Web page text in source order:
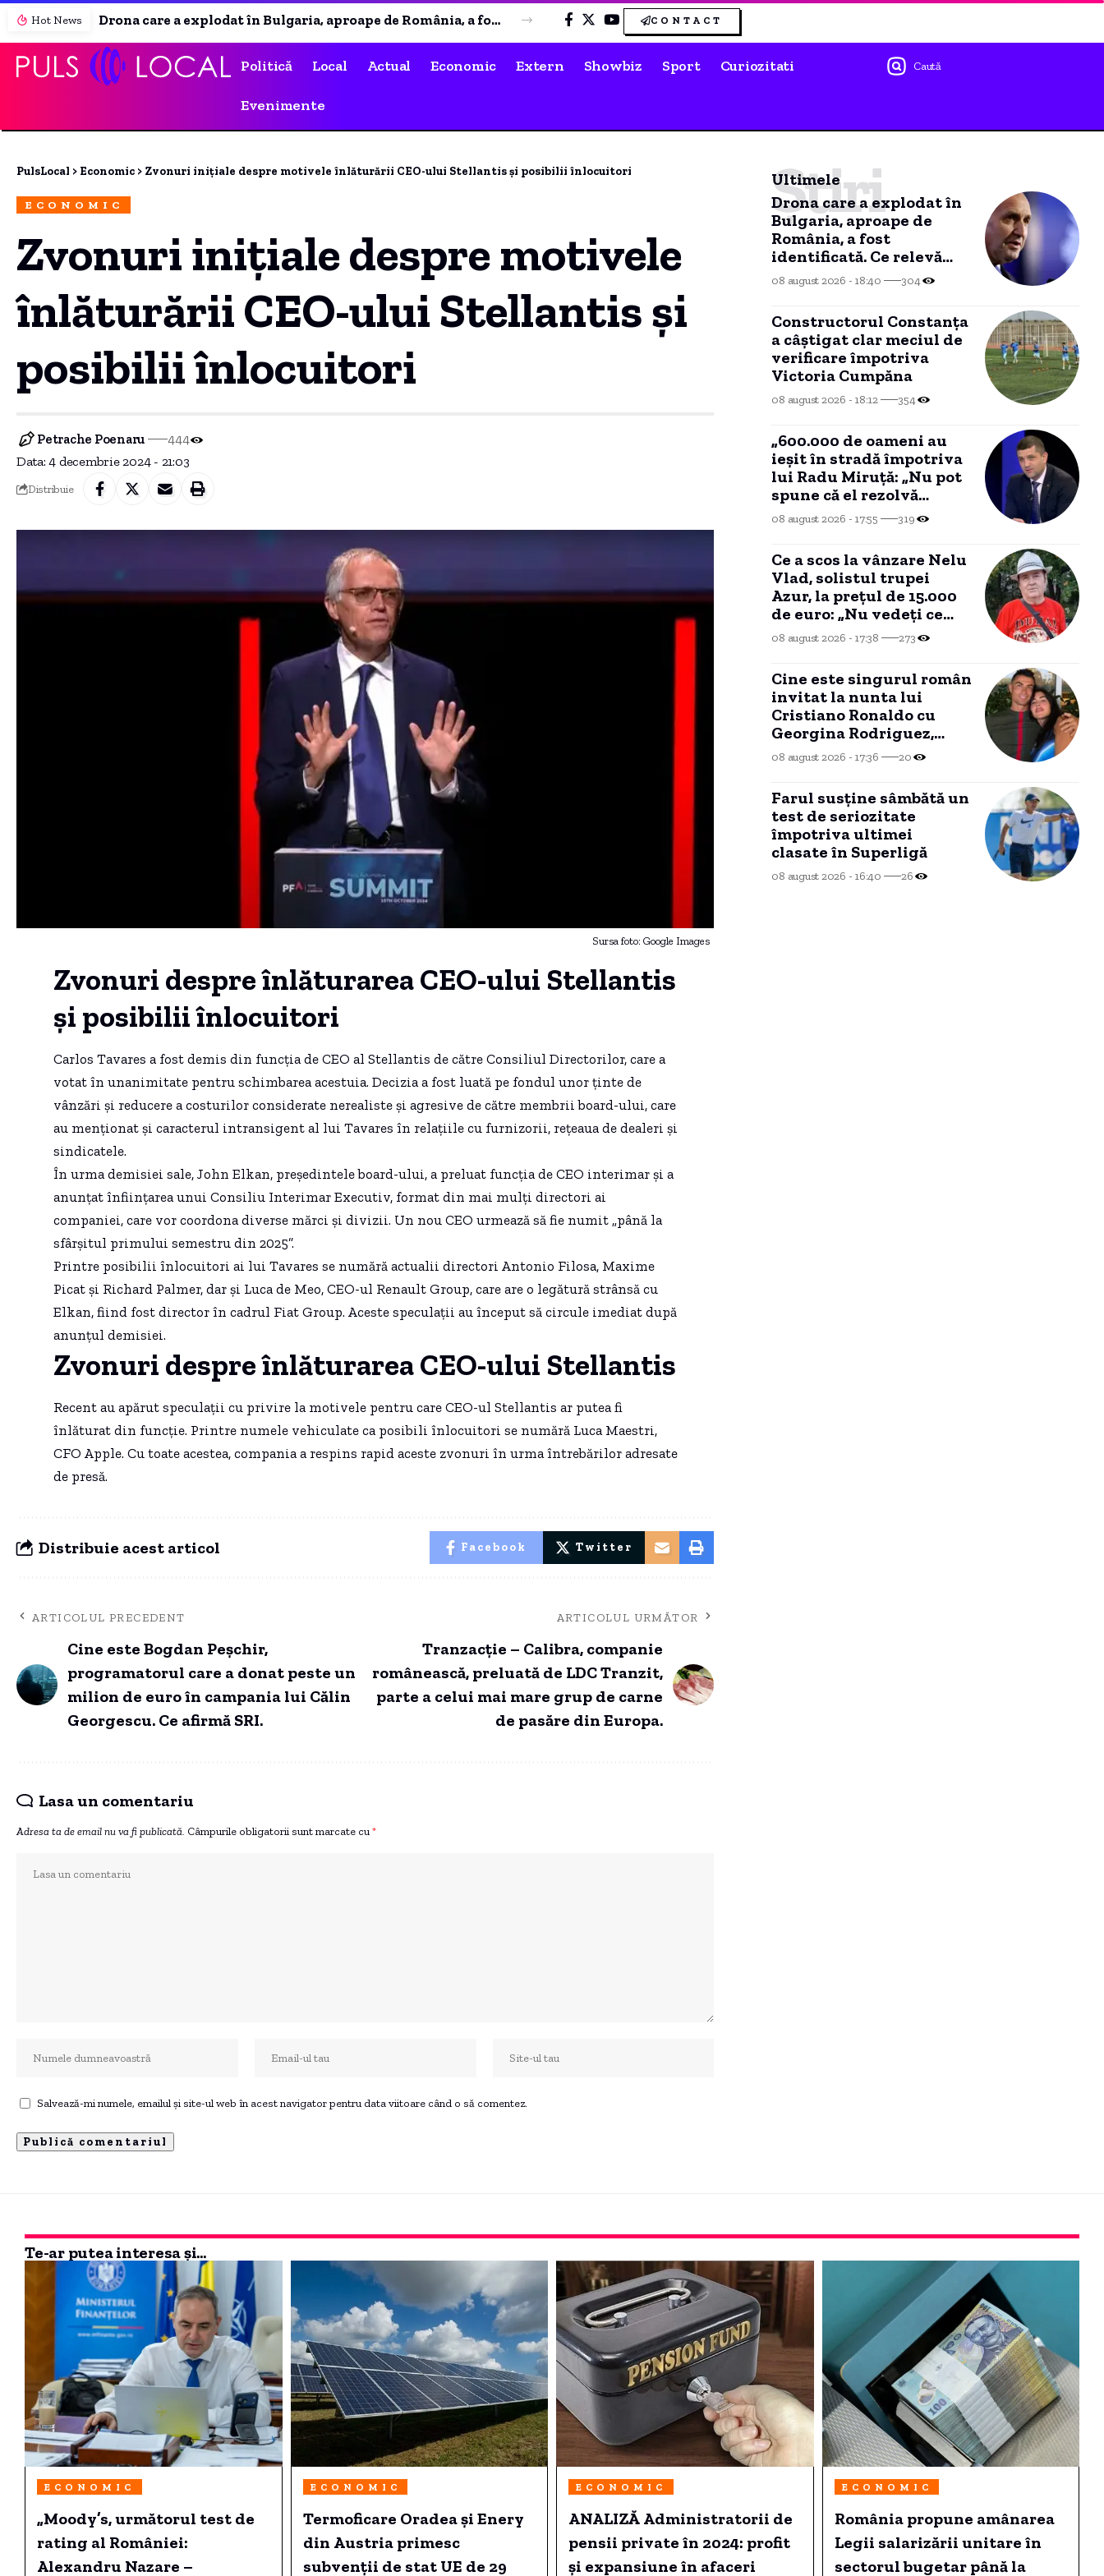
Hot News
Drona care a explodat în Bulgaria, aproape de România, a fost identificată. Ce relevă analiza preliminară a epavei Constructorul Constanța a câștigat clar meciul de verificare împotriva Victoria Cumpăna CONTACT
Politică Local Actual Economic Extern Showbiz Sport Curiozitati
Evenimente
Caută
PulsLocal > Economic > Zvonuri inițiale despre motivele înlăturării CEO-ului Stellantis și posibilii înlocuitori
ECONOMIC
Zvonuri inițiale despre motivele
înlăturării CEO-ului Stellantis și
posibilii înlocuitori
Data: 4 decembrie 2024 - 21:03
Petrache Poenaru 444
Distribuie
Sursa foto: Google Images
Zvonuri despre înlăturarea CEO-ului Stellantis
și posibilii înlocuitori
Carlos Tavares a fost demis din funcția de CEO al Stellantis de către Consiliul Directorilor, care a
votat în unanimitate pentru schimbarea acestuia. Decizia a fost luată pe fondul unor ținte de
vânzări și reducere a costurilor considerate nerealiste și agresive de către membrii board-ului, care
au menționat și caracterul intransigent al lui Tavares în relațiile cu furnizorii, rețeaua de dealeri și
sindicatele.
În urma demisiei sale, John Elkan, președintele board-ului, a preluat funcția de CEO interimar și a
anunțat înființarea unui Consiliu Interimar Executiv, format din mai mulți directori ai
companiei, care vor coordona diverse mărci și divizii. Un nou CEO urmează să fie numit „până la
sfârșitul primului semestru din 2025”.
Printre posibilii înlocuitori ai lui Tavares se numără actualii directori Antonio Filosa, Maxime
Picat și Richard Palmer, dar și Luca de Meo, CEO-ul Renault Group, care are o legătură strânsă cu
Elkan, fiind fost director în cadrul Fiat Group. Aceste speculații au început să circule imediat după
anunțul demisiei.
Zvonuri despre înlăturarea CEO-ului Stellantis
Recent au apărut speculații cu privire la motivele pentru care CEO-ul Stellantis ar putea fi
înlăturat din funcție. Printre numele vehiculate ca posibili înlocuitori se numără Luca Maestri,
CFO Apple. Cu toate acestea, compania a respins rapid aceste zvonuri în urma întrebărilor adresate
de presă.
Distribuie acest articol Facebook Twitter
ARTICOLUL PRECEDENT
Cine este Bogdan Peșchir,
programatorul care a donat peste un
milion de euro în campania lui Călin
Georgescu. Ce afirmă SRI.
ARTICOLUL URMĂTOR
Tranzacție – Calibra, companie
românească, preluată de LDC Tranzit,
parte a celui mai mare grup de carne
de pasăre din Europa.
Lasa un comentariu
Adresa ta de email nu va fi publicată. Câmpurile obligatorii sunt marcate cu*
Salvează-mi numele, emailul și site-ul web în acest navigator pentru data viitoare când o să comentez.
Ultimele
Știri
Drona care a explodat în
Bulgaria, aproape de
România, a fost
identificată. Ce relevă
analiza preliminară a
epavei
08 august 2026 - 18:40 304
Constructorul Constanța
a câștigat clar meciul de
verificare împotriva
Victoria Cumpăna
08 august 2026 - 18:12 354
„600.000 de oameni au
ieșit în stradă împotriva
lui Radu Miruță: „Nu pot
spune că el rezolvă
problemele românilor””
08 august 2026 - 17:55 319
Ce a scos la vânzare Nelu
Vlad, solistul trupei
Azur, la prețul de 15.000
de euro: „Nu vedeți ce
este în țara asta? Nu mai
am timp”
08 august 2026 - 17:38 273
Cine este singurul român
invitat la nunta lui
Cristiano Ronaldo cu
Georgina Rodriguez,
după o legătură de două
decenii.
08 august 2026 - 17:36 20
Farul susține sâmbătă un
test de seriozitate
împotriva ultimei
clasate în Superligă
08 august 2026 - 16:40 26
Te-ar putea interesa și...
ECONOMIC
„Moody’s, următorul test de
rating al României:
Alexandru Nazare –
ECONOMIC
Termoficare Oradea și Enery
din Austria primesc
subvenții de stat UE de 29
ECONOMIC
ANALIZĂ Administratorii de
pensii private în 2024: profit
și expansiune în afaceri
ECONOMIC
România propune amânarea
Legii salarizării unitare în
sectorul bugetar până la